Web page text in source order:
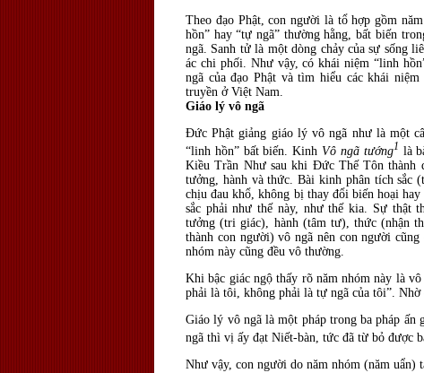
Theo đạo Phật, con người là tổ hợp gồm
hồn” hay “tự ngã” thường hằng, bất biến
ngã. Sanh tử là một dòng chảy của sự sống
ác chi phối. Như vậy, có khái niệm “linh
ngã của đạo Phật và tìm hiểu các khái
truyền ở Việt Nam.
Giáo lý vô ngã
Đức Phật giảng giáo lý vô ngã như là một
“linh hồn” bất biến. Kinh Vô ngã tướng1 là
Kiều Trần Như sau khi Đức Thế Tôn thành
tưởng, hành và thức. Bài kinh phân tích sắc
chịu đau khổ, không bị thay đổi biến hoại
sắc phải như thế này, như thế kia. Sự thật
tưởng (tri giác), hành (tâm tư), thức (nhận
thành con người) vô ngã nên con người
nhóm này cũng đều vô thường.
Khi bậc giác ngộ thấy rõ năm nhóm này là
phải là tôi, không phải là tự ngã của tôi”.
Giáo lý vô ngã là một pháp trong ba pháp
ngã thì vị ấy đạt Niết-bàn, tức đã từ bỏ được
Như vậy, con người do năm nhóm (năm uẩn)